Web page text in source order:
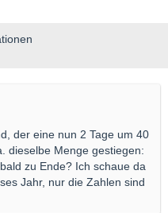
der eine nun 2 Tage um 40
dieselbe Menge gestiegen:
zu Ende? Ich schaue da
Jahr, nur die Zahlen sind